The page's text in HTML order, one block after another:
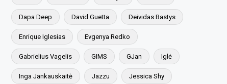
Dapa Deep David Guetta Deividas Bastys
Enrique Iglesias Evgenya Redko
Gabrielius Vagelis GIMS GJan Iglė
Inga Jankauskaitė Jazzu Jessica Shy